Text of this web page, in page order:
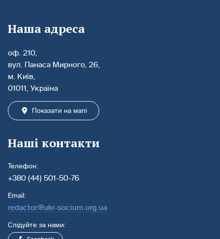
Наша адреса
оф. 210,
вул. Панаса Мирного, 26,
м. Київ,
01011, Україна
Показати на мапі
Наші контакти
Телефон:
+380 (44) 501-50-76
Email:
redactor@ukr-socium.org.ua
Слідуйте за нами: